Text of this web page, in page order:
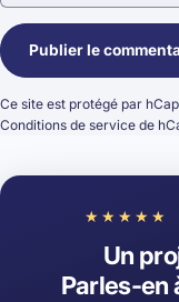
Message
Publier le
Ce site est protégé par
Conditions de service de
★★★★★
Un
Parles-en